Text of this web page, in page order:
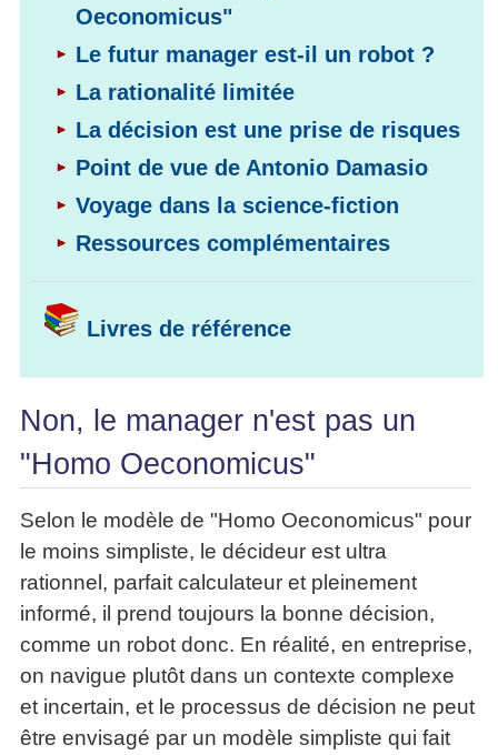
Managériale
Méthode
SOCRIDE
les
Innover
Décider
au
quotidien
de
Décision
La
Décision
en
équipe
Techniques
de
décision
▶
les
articles
La
du
technologies
du
Tous
les
DSI
son
temps ?
devenir
un
stratège ?
Comment
un
Comment
par
▶
Tous
les
Efficacité
Data
Formation
Les
Outils
Tous
articles
Analyse
de
»»»
articles
Entreprendre
»»»
Formation
Gratuite
Formation
tableau
bord
et
Management
de
Entrepreneuriat
Tous
les
articles
Management
»»»
▶
et
PDF
management
gratuits
Oeconomicus"
Le futur manager est-il un robot ?
La rationalité limitée
La décision est une prise de risques
Point de vue de Antonio Damasio
Voyage dans la science-fiction
Ressources complémentaires
Livres de référence
Non, le manager n'est pas un
"Homo Oeconomicus"
Selon le modèle de "Homo Oeconomicus" pour
le moins simpliste, le décideur est ultra
rationnel, parfait calculateur et pleinement
informé, il prend toujours la bonne décision,
comme un robot donc. En réalité, en entreprise,
on navigue plutôt dans un contexte complexe
et incertain, et le processus de décision ne peut
être envisagé par un modèle simpliste qui fait